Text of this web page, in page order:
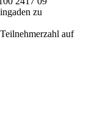
zu
auf